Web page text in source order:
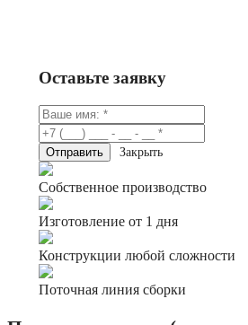
Оставьте заявку
Закрыть
Собственное производство
Изготовление от 1 дня
Конструкции любой сложности
Поточная линия сборки